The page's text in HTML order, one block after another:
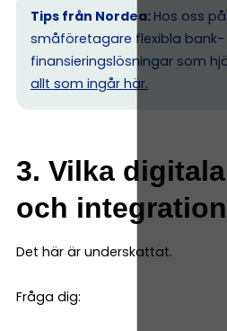
Tips från Nordea: Hos oss
småföretagare flexibla bank-
finansieringslösningar som
allt som ingår här.
3. Vilka
och
Det här är underskattat.
Fråga dig: